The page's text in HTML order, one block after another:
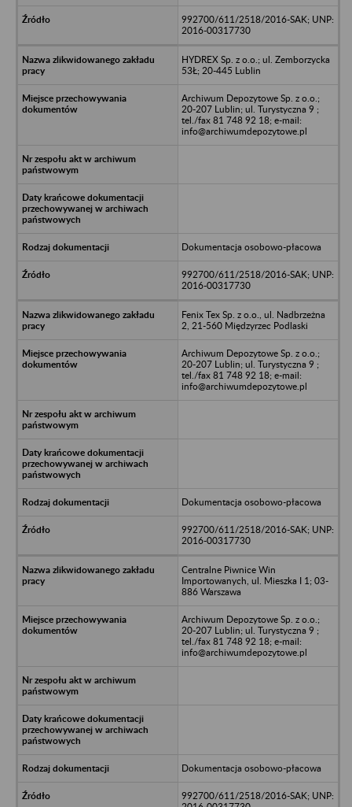
992700/611/2518/2016-SAK; UNP:
2016-00317730
HYDREX Sp. z o.o.; ul. Zemborzycka
53Ł; 20-445 Lublin
Archiwum Depozytowe Sp. z o.o.;
20-207 Lublin; ul. Turystyczna 9 ;
tel./fax 81 748 92 18; e-mail:
info@archiwumdepozytowe.pl
Dokumentacja osobowo-płacowa
992700/611/2518/2016-SAK; UNP:
2016-00317730
Fenix Tex Sp. z o.o., ul. Nadbrzeżna
2, 21-560 Międzyrzec Podlaski
Archiwum Depozytowe Sp. z o.o.;
20-207 Lublin; ul. Turystyczna 9 ;
tel./fax 81 748 92 18; e-mail:
info@archiwumdepozytowe.pl
Dokumentacja osobowo-płacowa
992700/611/2518/2016-SAK; UNP:
2016-00317730
Centralne Piwnice Win
Importowanych, ul. Mieszka I 1; 03-
886 Warszawa
Archiwum Depozytowe Sp. z o.o.;
20-207 Lublin; ul. Turystyczna 9 ;
tel./fax 81 748 92 18; e-mail:
info@archiwumdepozytowe.pl
Dokumentacja osobowo-płacowa
992700/611/2518/2016-SAK; UNP: